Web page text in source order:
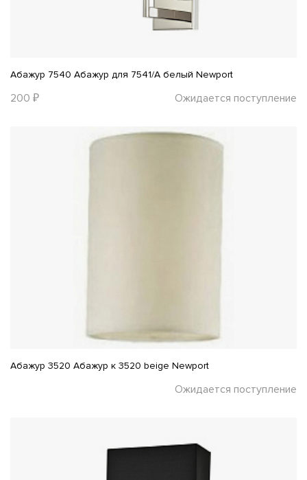
Абажур 7540 Абажур для 7541/A белый Newport
200 ₽ Ожидается поступление
Абажур 3520 Абажур к 3520 beige Newport
Ожидается поступление